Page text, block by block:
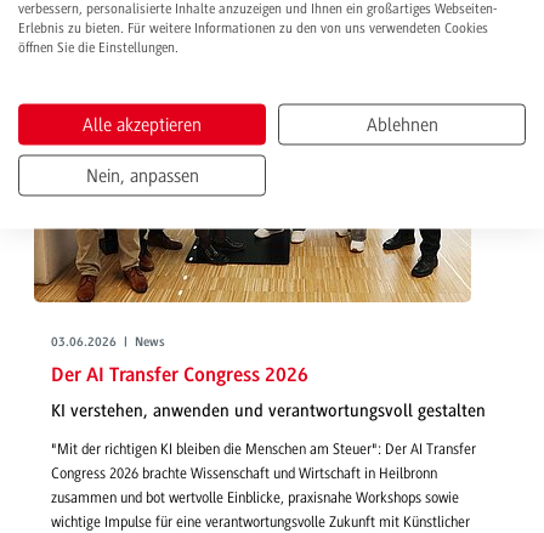
03.06.2026 | News
Der AI Transfer Congress 2026
KI verstehen, anwenden und verantwortungsvoll gestalten
"Mit der richtigen KI bleiben die Menschen am Steuer": Der AI Transfer
Congress 2026 brachte Wissenschaft und Wirtschaft in Heilbronn
zusammen und bot wertvolle Einblicke, praxisnahe Workshops sowie
wichtige Impulse für eine verantwortungsvolle Zukunft mit Künstlicher
verbessern, personalisierte Inhalte anzuzeigen und Ihnen ein großartiges Webseiten-
Erlebnis zu bieten. Für weitere Informationen zu den von uns verwendeten Cookies
öffnen Sie die Einstellungen.
Alle akzeptieren Ablehnen
Nein, anpassen